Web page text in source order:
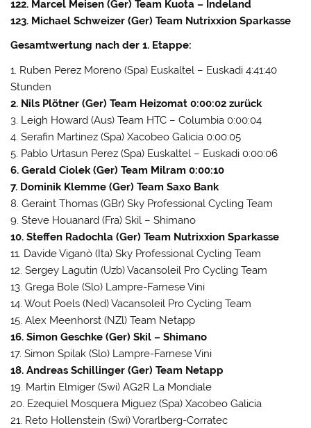
122. Marcel Meisen (Ger) Team Kuota – Indeland
123. Michael Schweizer (Ger) Team Nutrixxion Sparkasse
Gesamtwertung nach der 1. Etappe:
1. Ruben Perez Moreno (Spa) Euskaltel – Euskadi 4:41:40
Stunden
2. Nils Plötner (Ger) Team Heizomat 0:00:02 zurück
3. Leigh Howard (Aus) Team HTC – Columbia 0:00:04
4. Serafin Martinez (Spa) Xacobeo Galicia 0:00:05
5. Pablo Urtasun Perez (Spa) Euskaltel – Euskadi 0:00:06
6. Gerald Ciolek (Ger) Team Milram 0:00:10
7. Dominik Klemme (Ger) Team Saxo Bank
8. Geraint Thomas (GBr) Sky Professional Cycling Team
9. Steve Houanard (Fra) Skil – Shimano
10. Steffen Radochla (Ger) Team Nutrixxion Sparkasse
11. Davide Viganò (Ita) Sky Professional Cycling Team
12. Sergey Lagutin (Uzb) Vacansoleil Pro Cycling Team
13. Grega Bole (Slo) Lampre-Farnese Vini
14. Wout Poels (Ned) Vacansoleil Pro Cycling Team
15. Alex Meenhorst (NZl) Team Netapp
16. Simon Geschke (Ger) Skil – Shimano
17. Simon Spilak (Slo) Lampre-Farnese Vini
18. Andreas Schillinger (Ger) Team Netapp
19. Martin Elmiger (Swi) AG2R La Mondiale
20. Ezequiel Mosquera Miguez (Spa) Xacobeo Galicia
21. Reto Hollenstein (Swi) Vorarlberg-Corratec